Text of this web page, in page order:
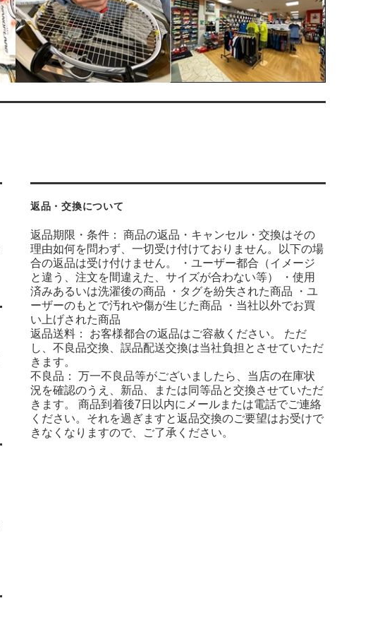
返品・交換について
返品期限・条件： 商品の返品・キャンセル・交換はその
理由如何を問わず、一切受け付けておりません。以下の場
合の返品は受け付けません。 ・ユーザー都合（イメージ
と違う、注文を間違えた、サイズが合わない等） ・使用
済みあるいは洗濯後の商品 ・タグを紛失された商品 ・ユ
ーザーのもとで汚れや傷が生じた商品 ・当社以外でお買
い上げされた商品
返品送料： お客様都合の返品はご容赦ください。 ただ
し、不良品交換、誤品配送交換は当社負担とさせていただ
きます。
不良品： 万一不良品等がございましたら、当店の在庫状
況を確認のうえ、新品、または同等品と交換させていただ
きます。 商品到着後7日以内にメールまたは電話でご連絡
ください。それを過ぎますと返品交換のご要望はお受けで
きなくなりますので、ご了承ください。